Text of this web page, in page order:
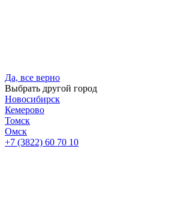
Да, все верно
Выбрать другой город
Новосибирск
Кемерово
Томск
Омск
+7 (3822) 60 70 10